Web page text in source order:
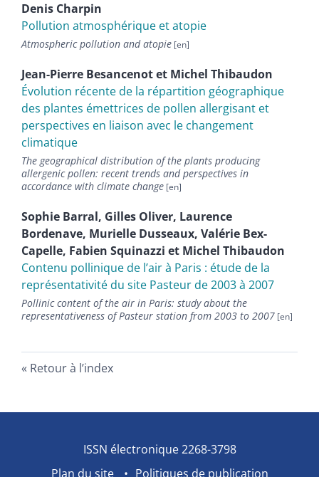
Denis Charpin
Pollution atmosphérique et atopie
Atmospheric pollution and atopie
Jean-Pierre Besancenotet Michel Thibaudon
Évolution récente de la répartition géographique
des plantes émettrices de pollen allergisant et
perspectives en liaison avec le changement
climatique
The geographical distribution of the plants producing
allergenic pollen: recent trends and perspectives in
accordance with climate change
Sophie Barral, Gilles Oliver, Laurence
Bordenave, Murielle Dusseaux, Valérie Bex-
Capelle, Fabien Squinazzi et Michel Thibaudon
Contenu pollinique de lʼair à Paris : étude de la
représentativité du site Pasteur de 2003 à 2007
Pollinic content of the air in Paris: study about the
representativeness of Pasteur station from 2003 to 2007
Retour à l’index
ISSN électronique 2268-3798
Plan du site
Politiques de publication